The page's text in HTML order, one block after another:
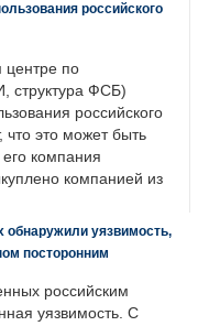
российского
центре по
структура ФСБ)
российского
что это может быть
компания
компанией из
уязвимость,
посторонним
российским
уязвимость. С